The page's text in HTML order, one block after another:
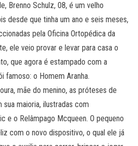
Brenno Schulz, 08, é um velho
desde que tinha um ano e seis meses,
pela Oficina Ortopédica da
ele veio provar e levar para casa o
que agora é estampado com a
famoso: o Homem Aranha.
mãe do menino, as próteses de
maioria, ilustradas com
e o Relâmpago Mcqueen. O pequeno
com o novo dispositivo, o qual ele já